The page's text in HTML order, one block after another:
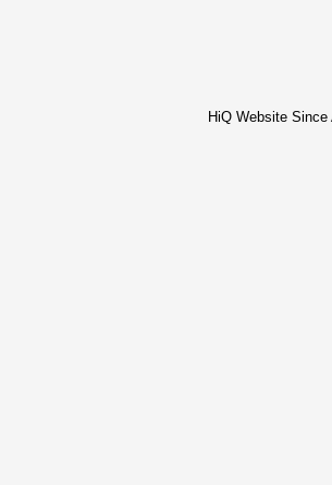
HiQ Website